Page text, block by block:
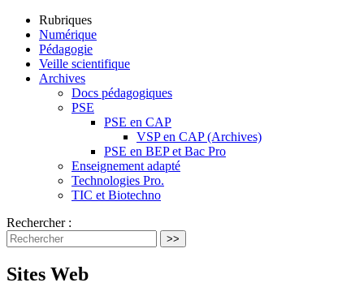
Rubriques
Numérique
Pédagogie
Veille scientifique
Archives
Docs pédagogiques
PSE
PSE en CAP
VSP en CAP (Archives)
PSE en BEP et Bac Pro
Enseignement adapté
Technologies Pro.
TIC et Biotechno
Rechercher :
>>
Sites Web